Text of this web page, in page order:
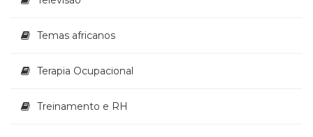
Temas africanos
Terapia Ocupacional
Treinamento e RH